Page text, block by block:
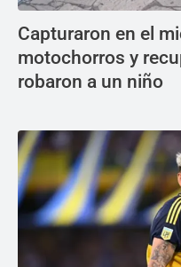
Capturaron en el
motochorros y
robaron a un niño